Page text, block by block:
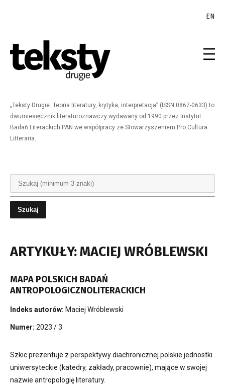
EN
„Teksty Drugie. Teoria literatury, krytyka, interpretacja” (ISSN 0867-0633) to
dwumiesięcznik literaturoznawczy wydawany od 1990 przez Instytut
Badań Literackich PAN we współpracy ze Stowarzyszeniem Pro Cultura
Litteraria.
ARTYKUŁY: MACIEJ WRÓBLEWSKI
MAPA POLSKICH BADAŃ
ANTROPOLOGICZNOLITERACKICH
Indeks autorów: Maciej Wróblewski
Numer: 2023 / 3
Szkic prezentuje z perspektywy diachronicznej polskie jednostki
uniwersyteckie (katedry, zakłady, pracownie), mające w swojej
nazwie antropologię literatury.